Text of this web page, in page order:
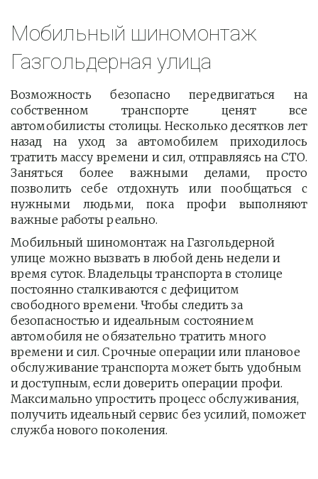
Мобильный шиномонтаж
Газгольдерная улица
Возможность безопасно передвигаться на
собственном транспорте ценят все
автомобилисты столицы. Несколько десятков лет
назад на уход за автомобилем приходилось
тратить массу времени и сил, отправляясь на СТО.
Заняться более важными делами, просто
позволить себе отдохнуть или пообщаться с
нужными людьми, пока профи выполняют
важные работы реально.
Мобильный шиномонтаж на Газгольдерной
улице можно вызвать в любой день недели и
время суток. Владельцы транспорта в столице
постоянно сталкиваются с дефицитом
свободного времени. Чтобы следить за
безопасностью и идеальным состоянием
автомобиля не обязательно тратить много
времени и сил. Срочные операции или плановое
обслуживание транспорта может быть удобным
и доступным, если доверить операции профи.
Максимально упростить процесс обслуживания,
получить идеальный сервис без усилий, поможет
служба нового поколения.